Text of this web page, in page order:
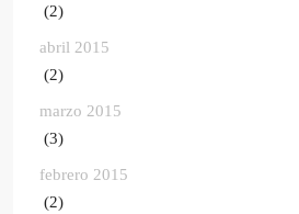
(2)
abril 2015
(2)
marzo 2015
(3)
febrero 2015
(2)